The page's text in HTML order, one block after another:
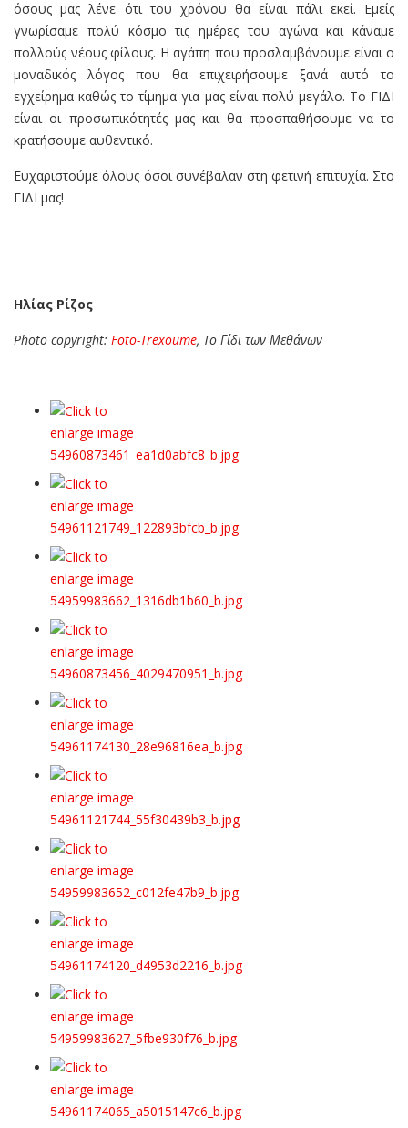
όσους μας λένε ότι του χρόνου θα είναι πάλι εκεί. Εμείς
γνωρίσαμε πολύ κόσμο τις ημέρες του αγώνα και κάναμε
πολλούς νέους φίλους. Η αγάπη που προσλαμβάνουμε είναι ο
μοναδικός λόγος που θα επιχειρήσουμε ξανά αυτό το
εγχείρημα καθώς το τίμημα για μας είναι πολύ μεγάλο. Το ΓΙΔΙ
είναι οι προσωπικότητές μας και θα προσπαθήσουμε να το
κρατήσουμε αυθεντικό.
Ευχαριστούμε όλους όσοι συνέβαλαν στη φετινή επιτυχία. Στο
ΓΙΔΙ μας!
Ηλίας Ρίζος
Photo copyright: Foto-Trexoume, To Γίδι των Μεθάνων